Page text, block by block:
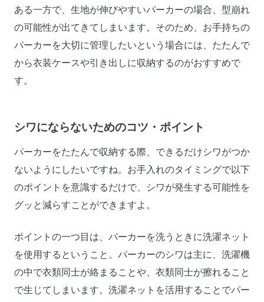
ある一方で、生地が伸びやすいパーカーの場合、型崩れ
の可能性が出てきてしまいます。そのため、お手持ちの
パーカーを大切に管理したいという場合には、たたんで
から衣装ケースや引き出しに収納するのがおすすめで
す。
シワにならないためのコツ・ポイント
パーカーをたたんで収納する際、できるだけシワがつか
ないようにしたいですね。お手入れのタイミングで以下
のポイントを意識するだけで、シワが発生する可能性を
グッと減らすことができますよ。
ポイントの一つ目は、パーカーを洗うときに洗濯ネット
を使用するということ。パーカーのシワは主に、洗濯機
の中で衣類同士が絡まることや、衣類同士が擦れること
で生じてしまいます。洗濯ネットを活用することでパー